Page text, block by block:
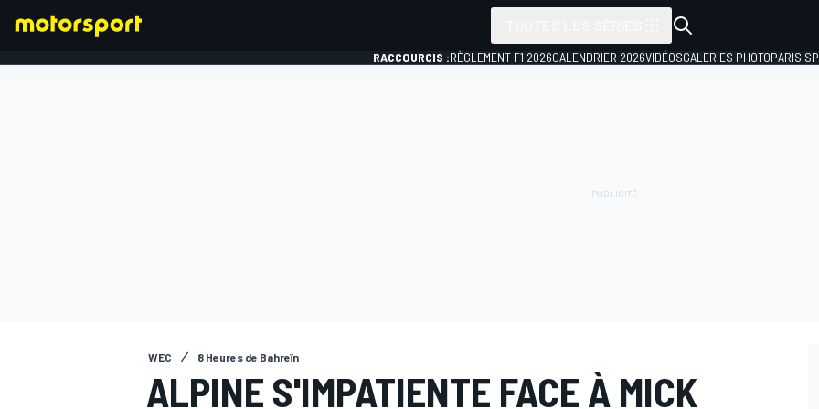
RACCOURCIS :RÈGLEMENT F1 2026CALENDRIER 2026VIDÉOSGALERIES PHOTOPARIS
WEC 8 Heures de Bahreïn
ALPINE S'IMPATIENTE FACE À MICK